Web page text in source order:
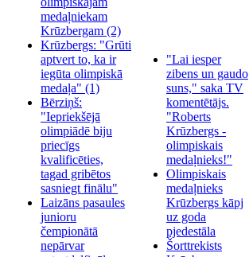
medaļniekam
Krūzbergam (2)
Krūzbergs: "Grūti
aptvert to, ka ir
iegūta olimpiskā
medaļa" (1)
Bērziņš:
"Iepriekšējā
olimpiādē biju
priecīgs
kvalificēties,
tagad gribētos
sasniegt finālu"
Laizāns pasaules
junioru
čempionātā
nepārvar
"Lai iesper
zibens un gaudo
suns," saka TV
komentētājs.
"Roberts
Krūzbergs -
olimpiskais
medaļnieks!"
Olimpiskais
medaļnieks
Krūzbergs kāpj
uz goda
pjedestāla
Šorttrekists